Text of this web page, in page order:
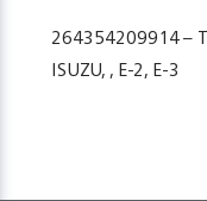
264354209914 –
ISUZU, , Е-2, Е-3